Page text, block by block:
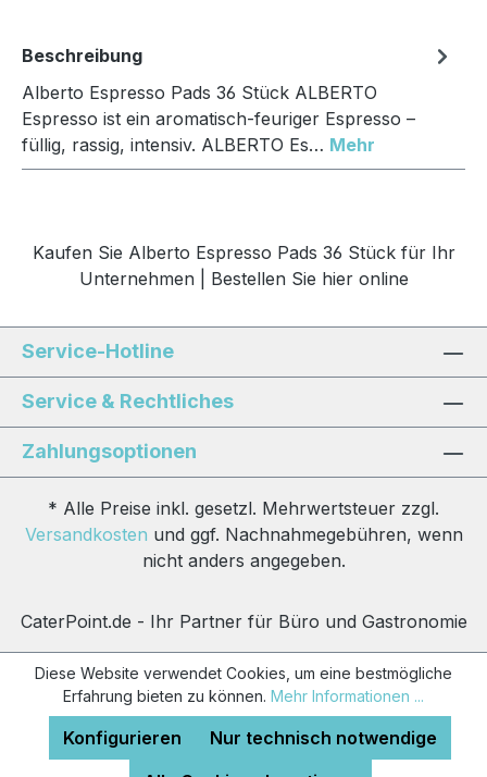
Beschreibung
Alberto Espresso Pads 36 Stück ALBERTO
Espresso ist ein aromatisch-feuriger Espresso –
füllig, rassig, intensiv. ALBERTO Es… Mehr
Kaufen Sie Alberto Espresso Pads 36 Stück für Ihr
Unternehmen | Bestellen Sie hier online
Service-Hotline
Service & Rechtliches
Zahlungsoptionen
* Alle Preise inkl. gesetzl. Mehrwertsteuer zzgl.
Versandkosten und ggf. Nachnahmegebühren, wenn
nicht anders angegeben.
CaterPoint.de - Ihr Partner für Büro und Gastronomie
Diese Website verwendet Cookies, um eine bestmögliche
Erfahrung bieten zu können. Mehr Informationen ...
Nur technisch notwendige
Konfigurieren